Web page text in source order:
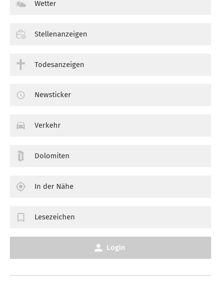
Wetter
Stellenanzeigen
Todesanzeigen
Newsticker
Verkehr
Dolomiten
In der Nähe
Lesezeichen
Login